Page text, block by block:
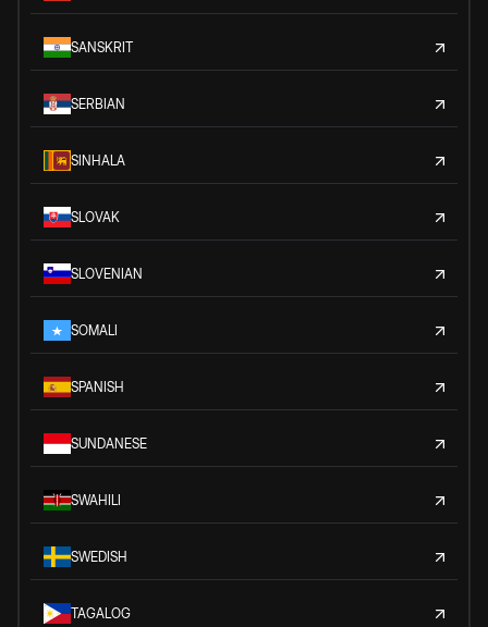
SANSKRIT
SERBIAN
SINHALA
SLOVAK
SLOVENIAN
SOMALI
SPANISH
SUNDANESE
SWAHILI
SWEDISH
TAGALOG